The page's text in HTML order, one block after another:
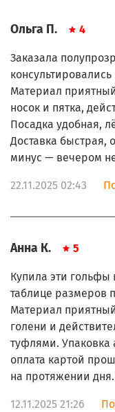
Ольга П. 4
Заказала
Материал
носок и пятка,
Посадка удобная,
Доставка быстрая,
минус — вечером
22.11.2025 02:43
Анна К. 5
Купила эти
таблице размеров
Материал
голени и
туфлями. Упаковка
оплата картой
на протяжении дня.
12.11.2025 21:26